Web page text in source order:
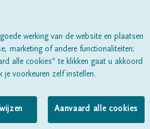
werking van de website en plaatsen
marketing of andere functionaliteiten;
alle cookies” te klikken gaat u akkoord
voorkeuren zelf instellen.
Aanvaard alle cookies